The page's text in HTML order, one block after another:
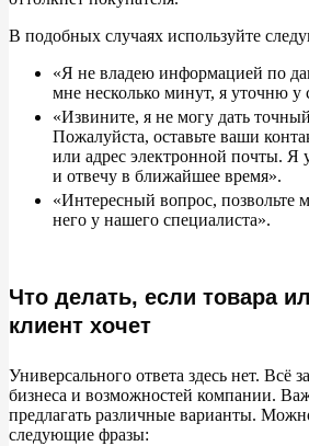
В подобных случаях используйте
«Я не владею информацией по
мне несколько минут, я уточню у
«Извините, я не могу дать
Пожалуйста, оставьте ваши
или адрес электронной почты. Я
и отвечу в ближайшее время».
«Интересный вопрос, позвольте
него у нашего специалиста».
Что делать, если товара
клиент хочет
Универсального ответа здесь нет. Всё
бизнеса и возможностей компании.
предлагать различные варианты.
следующие фразы: